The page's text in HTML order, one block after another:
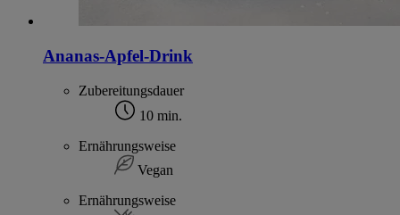
Ananas-Apfel-Drink
Zubereitungsdauer
10 min.
Ernährungsweise
Vegan
Ernährungsweise